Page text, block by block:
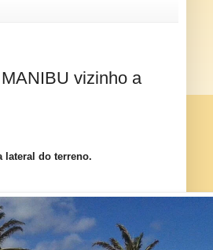
vizinho a
lateral do terreno.